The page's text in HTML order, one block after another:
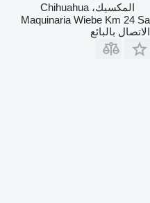
المكسيك، Chihuahua
Maquinaria Wiebe Km 24 Sa
الاتصال بالبائع